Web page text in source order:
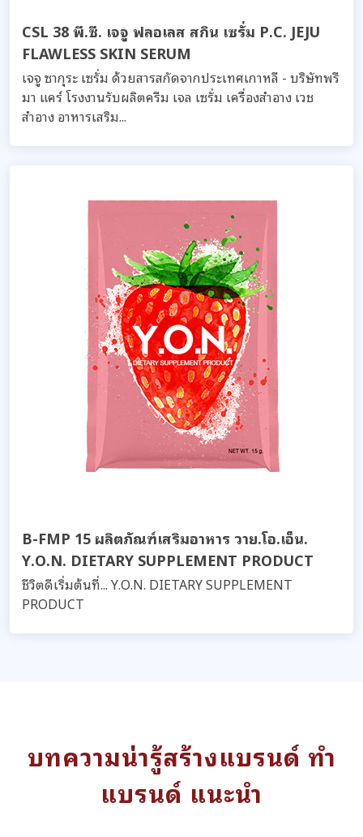
CSL 38 พี.ซี. เจจู ฟลอเลส สกิน เซรั่ม P.C. JEJU
FLAWLESS SKIN SERUM
เจจู ซากุระ เซรั่ม ด้วยสารสกัดจากประเทศเกาหลี - บริษัทพรี
มา แคร์ โรงงานรับผลิตครีม เจล เซรั่ม เครื่องสำอาง เวช
สำอาง อาหารเสริม...
B-FMP 15 ผลิตภัณฑ์เสริมอาหาร วาย.โอ.เอ็น.
Y.O.N. DIETARY SUPPLEMENT PRODUCT
ชีวิตดีเริ่มต้นที่... Y.O.N. DIETARY SUPPLEMENT
PRODUCT
บทความน่ารู้สร้างแบรนด์ ทำ
แบรนด์ แนะนำ